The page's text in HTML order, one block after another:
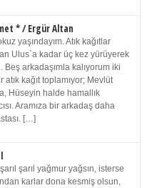
* / Ergür Altan
yaşındayım. Atık kağıtlar
Ulus`a kadar üç kez yürüyerek
arkadaşımla kalıyorum iki
kağıt toplamıyor; Mevlüt
Hüseyin halde hamallık
Aramıza bir arkadaş daha
[…]
şarıl yağmur yağsın, isterse
karlar dona kesmiş olsun,